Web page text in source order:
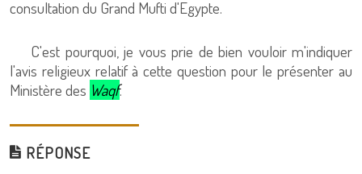
consultation du Grand Mufti d'Egypte.
C'est pourquoi, je vous prie de bien vouloir m'indiquer
l'avis religieux relatif à cette question pour le présenter au
Ministère des Waqf.
RÉPONSE